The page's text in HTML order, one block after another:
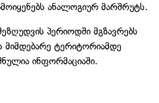
ანალოგიურ მარშრუტს.
პერიოდში მგზავრებს
მიმდებარე ტერიტორიამდე
ინფორმაციაში.